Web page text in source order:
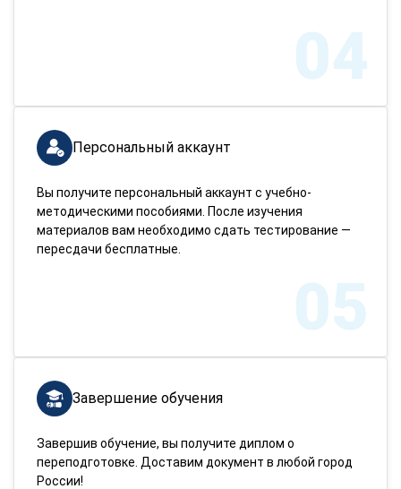
04
Персональный аккаунт
Вы получите персональный аккаунт с учебно-
методическими пособиями. После изучения
материалов вам необходимо сдать тестирование —
пересдачи бесплатные.
05
Завершение обучения
Завершив обучение, вы получите диплом о
переподготовке. Доставим документ в любой город
России!